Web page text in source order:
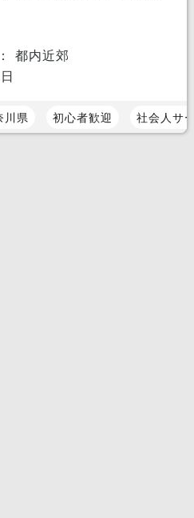
都内近郊
川県 初心者歓迎 社会人サ